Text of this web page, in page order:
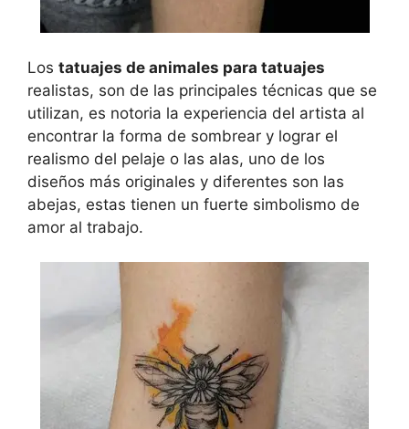
Los tatuajes de animales para tatuajes
realistas, son de las principales técnicas que se
utilizan, es notoria la experiencia del artista al
encontrar la forma de sombrear y lograr el
realismo del pelaje o las alas, uno de los
diseños más originales y diferentes son las
abejas, estas tienen un fuerte simbolismo de
amor al trabajo.